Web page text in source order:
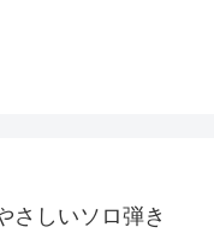
さしいソロ弾き